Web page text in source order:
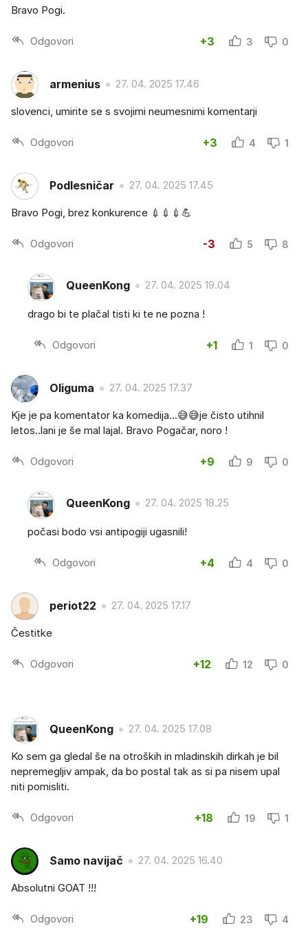
Bravo Pogi.
Odgovori +3 3 0
armenius 27. 04. 2025 17.46
slovenci, umirite se s svojimi neumesnimi komentarji
Odgovori +3 4 1
Podlesničar 27. 04. 2025 17.45
Bravo Pogi, brez konkurence 💉💉💉💪
Odgovori -3 5 8
QueenKong 27. 04. 2025 19.04
drago bi te plačal tisti ki te ne pozna !
Odgovori +1 1 0
Oliguma 27. 04. 2025 17.37
Kje je pa komentator ka komedija...😅😅je čisto utihnil
letos..lani je še mal lajal. Bravo Pogačar, noro !
Odgovori +9 9 0
QueenKong 27. 04. 2025 18.25
počasi bodo vsi antipogiji ugasnili!
Odgovori +4 4 0
periot22 27. 04. 2025 17.17
Čestitke
Odgovori +12 12 0
QueenKong 27. 04. 2025 17.08
Ko sem ga gledal še na otroških in mladinskih dirkah je bil
nepremegljiv ampak, da bo postal tak as si pa nisem upal
niti pomisliti.
Odgovori +18 19 1
Samo navijač 27. 04. 2025 16.40
Absolutni GOAT !!!
Odgovori +19 23 4